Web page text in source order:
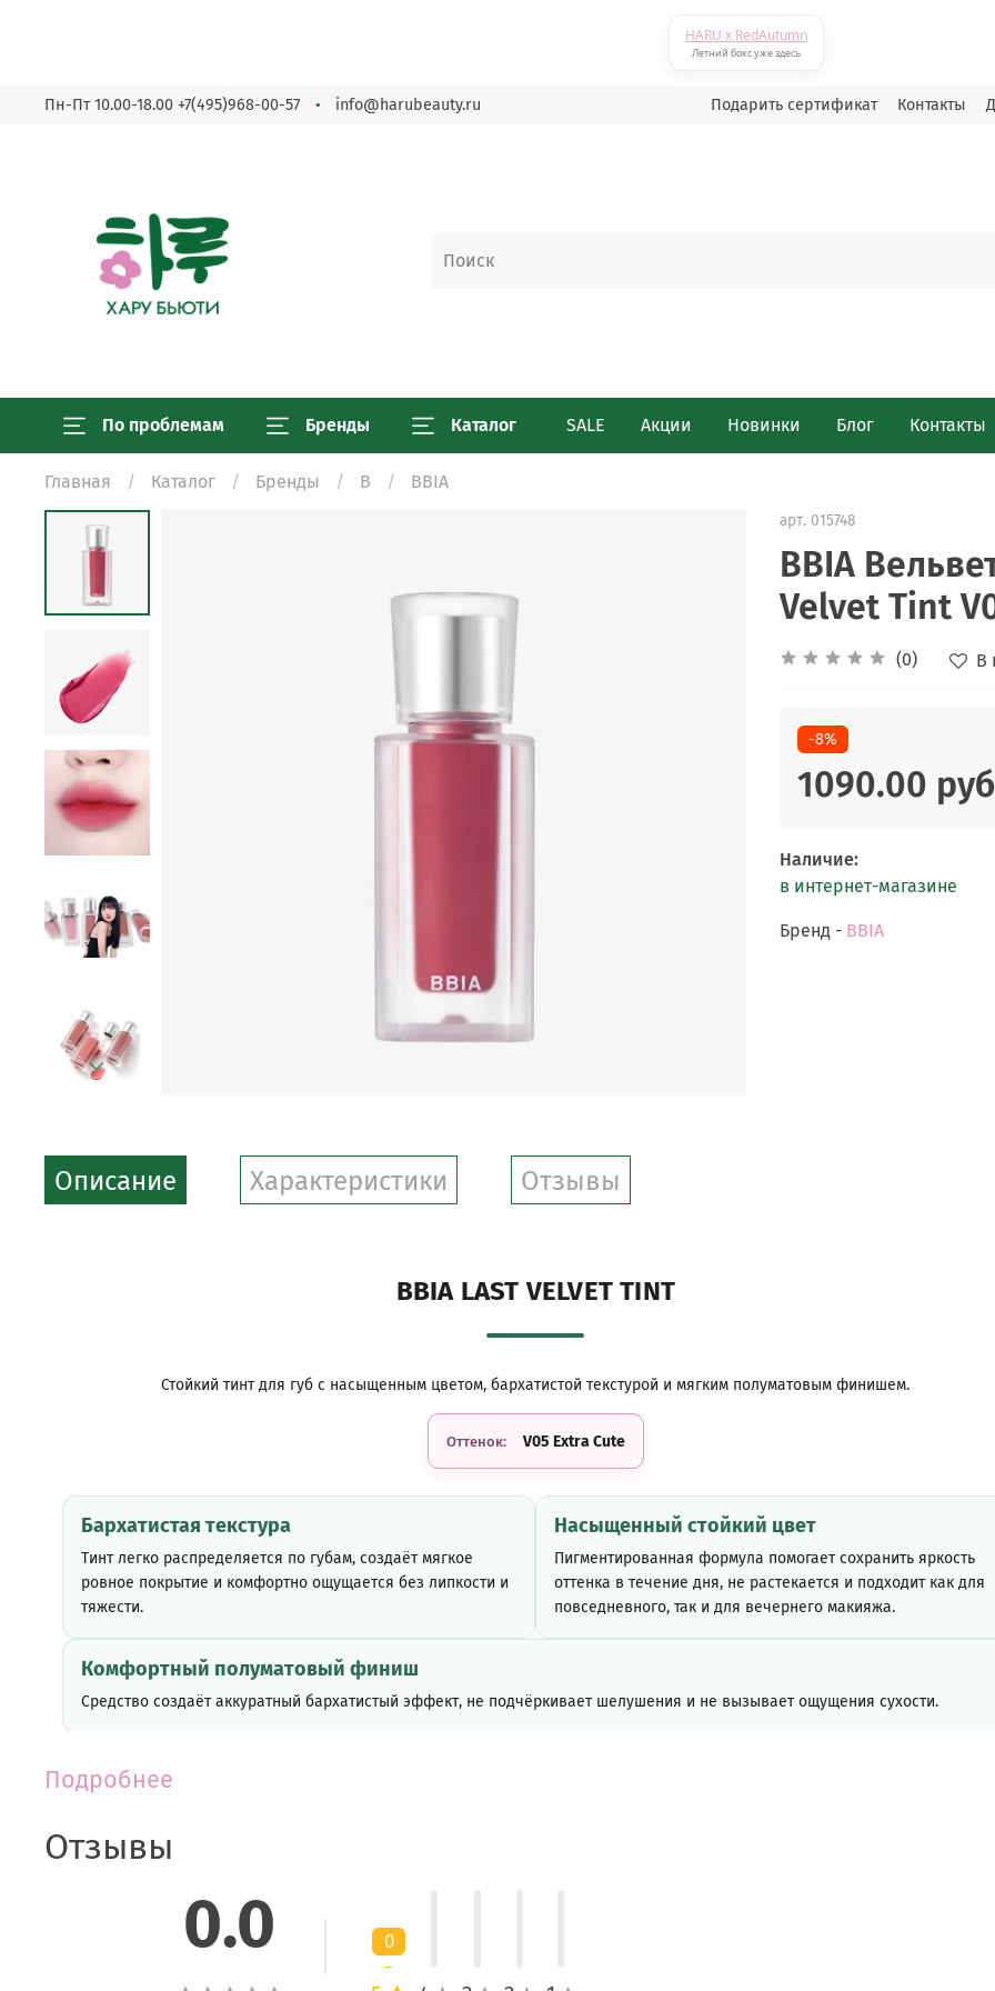
HARU x RedAutumn
Летний бокс уже здесь
Подарить сертификат Контакты
Пн-Пт 10.00-18.00 +7(495)968-00-57 info@harubeauty.ru
По проблемам Бренды Каталог SALE Акции Новинки Блог Контакты
Главная Каталог Бренды B BBIA
арт. 015748
BBIA
Velvet Tint
(0) В
-8%
1090.00 руб
Наличие:
в интернет-магазине
Бренд - BBIA
Описание Характеристики Отзывы
BBIA LAST VELVET TINT
Стойкий тинт для губ с насыщенным цветом, бархатистой текстурой и мягким полуматовым финишем.
Оттенок: V05 Extra Cute
Бархатистая текстура
Тинт легко распределяется по губам, создаёт мягкое
ровное покрытие и комфортно ощущается без липкости и
тяжести.
Насыщенный стойкий цвет
Пигментированная формула помогает сохранить яркость
оттенка в течение дня, не растекается и подходит как для
повседневного, так и для вечернего макияжа.
Комфортный полуматовый финиш
Средство создаёт аккуратный бархатистый эффект, не подчёркивает шелушения и не вызывает ощущения сухости.
Активные ингредиенты
Пигментированная тинтовая основа
дольше сохраняться на губах.
Подробнее
Отзывы
0.0 0